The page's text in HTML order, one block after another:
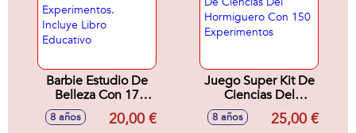
Barbie Estudio De
Belleza Con 17
Experimentos.
Incluye Libro
8 años 20,00 €
Juego Super Kit De
Ciencias Del
Hormiguero Con
150 Experimentos
8 años 25,00 €